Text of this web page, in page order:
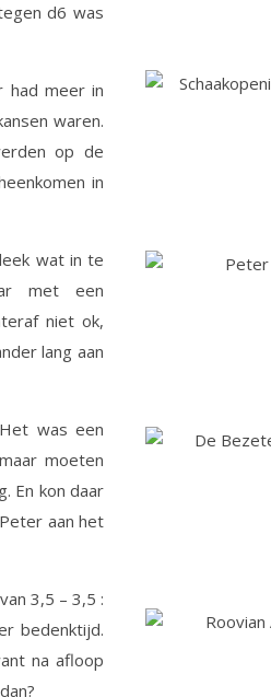
d6 was
had meer in
waren.
op de
in
wat in te
met een
niet ok,
lang aan
was een
moeten
En kon daar
aan het
3,5 – 3,5 :
bedenktijd.
na afloop